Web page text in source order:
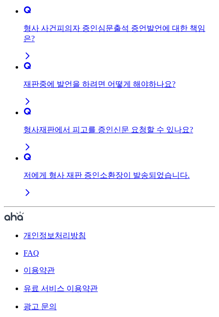
형사 사건피의자 증인심문출석 증언발언에 대한 책임
은?
재판중에 발언을 하려면 어떻게 해야하나요?
형사재판에서 피고를 증인신문 요청할 수 있나요?
저에게 형사 재판 증인소환장이 발송되었습니다.
개인정보처리방침
FAQ
이용약관
유료 서비스 이용약관
광고 문의